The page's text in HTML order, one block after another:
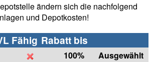
ändern sich die nachfolgend
und Depotkosten!
Fähig Rabatt bis
100%
Ausgewählt